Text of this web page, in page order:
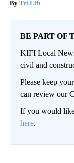
Tri Lift
BE PART OF
KIFI Local
civil and
Please keep
can review our
If you would like
here.